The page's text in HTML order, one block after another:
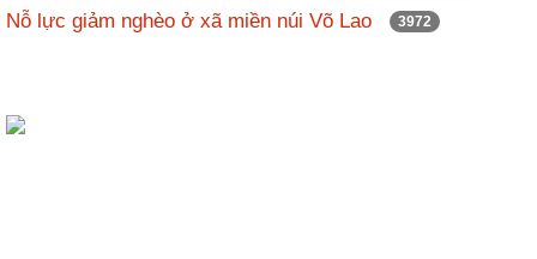
Nỗ lực giảm nghèo ở xã miền núi Võ Lao 3972